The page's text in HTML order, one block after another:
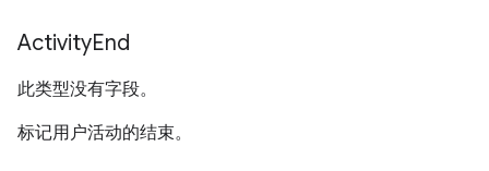
ActivityEnd
此类型没有字段。
标记用户活动的结束。